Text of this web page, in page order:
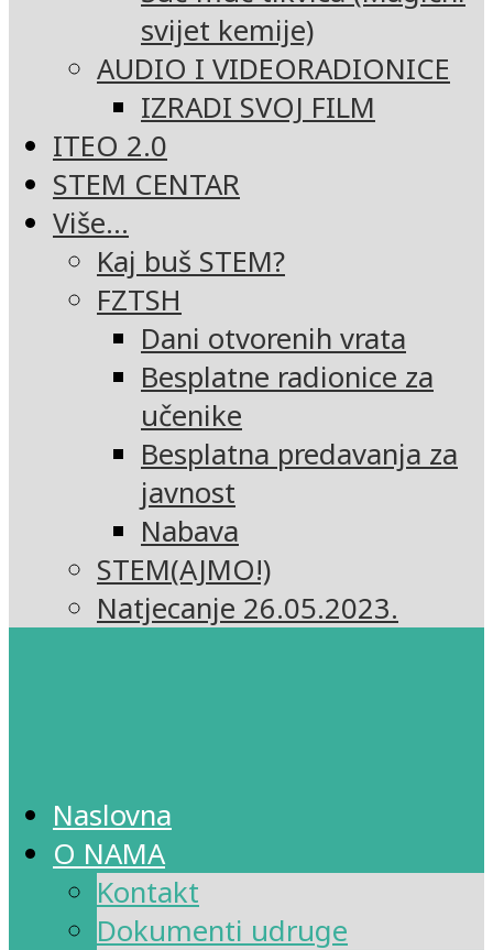
svijet kemije)
AUDIO I VIDEORADIONICE
IZRADI SVOJ FILM
ITEO 2.0
STEM CENTAR
Više…
Kaj buš STEM?
FZTSH
Dani otvorenih vrata
Besplatne radionice za
učenike
Besplatna predavanja za
javnost
Nabava
STEM(AJMO!)
Natjecanje 26.05.2023.
Naslovna
O NAMA
Kontakt
Dokumenti udruge